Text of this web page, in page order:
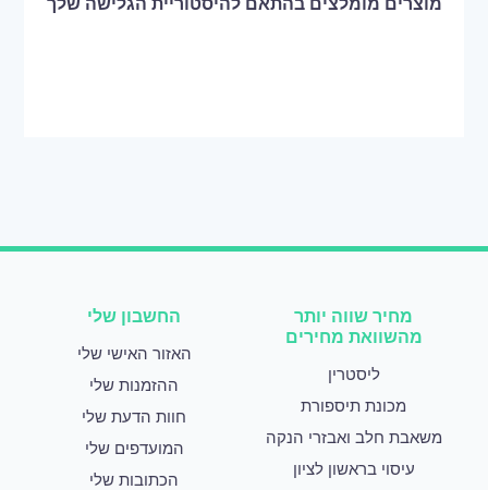
מחיר שווה יותר
מהשוואת מחירים
ליסטרין
מכונת תיספורת
משאבת חלב ואבזרי הנקה
עיסוי בראשון לציון
החשבון שלי
האזור האישי שלי
ההזמנות שלי
חוות הדעת שלי
המועדפים שלי
הכתובות שלי